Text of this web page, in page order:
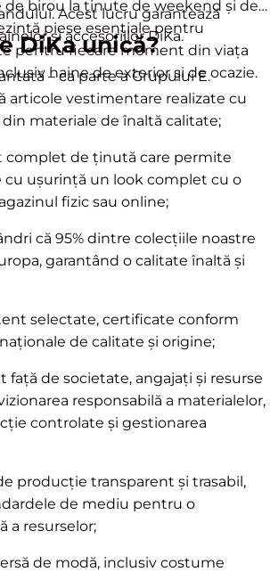
Acest lucru garantează
și accesoriilor DiKa.
de birou la ținute de weekend și de
piese esențiale pentru
pentru fiecare moment din viața
haine de exterior și de ocazie.
DiKa unică?
– ca parte a Grupului E.
articole vestimentare realizate cu
materiale de înaltă calitate;
de ținută care permite
cu ușurință un look complet cu o
fizic sau online;
că 95% dintre colecțiile noastre
garantând o calitate înaltă și
selectate, certificate conform
de calitate și origine;
de societate, angajați și resurse
responsabilă a materialelor,
controlate și gestionarea
transparent și trasabil,
de mediu pentru o
a resurselor;
de modă, inclusiv costume